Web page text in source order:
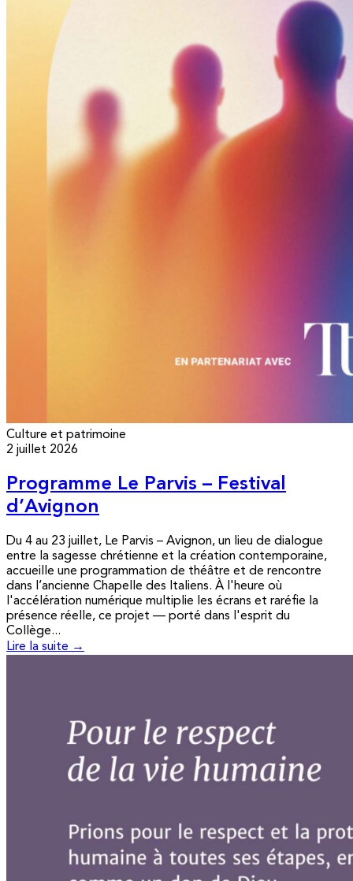
Culture et patrimoine
2 juillet 2026
Programme Le Parvis – Festival
d’Avignon
Du 4 au 23 juillet, Le Parvis – Avignon, un lieu de dialogue
entre la sagesse chrétienne et la création contemporaine,
accueille une programmation de théâtre et de rencontre
dans l’ancienne Chapelle des Italiens. À l'heure où
l'accélération numérique multiplie les écrans et raréfie la
présence réelle, ce projet — porté dans l'esprit du
Collège...
Lire la suite →